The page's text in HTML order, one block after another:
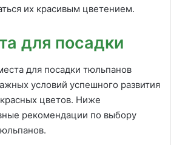
их красивым цветением.
для посадки
для посадки тюльпанов
условий успешного развития
цветов. Ниже
рекомендации по выбору